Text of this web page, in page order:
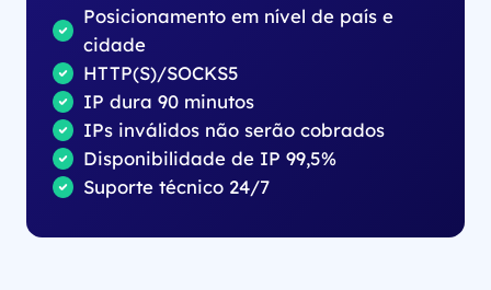
Posicionamento em nível de país e
cidade
HTTP(S)/SOCKS5
IP dura 90 minutos
IPs inválidos não serão cobrados
Disponibilidade de IP 99,5%
Suporte técnico 24/7